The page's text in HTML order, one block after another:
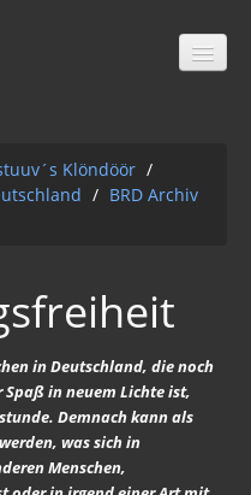
Klöndöör /
/ BRD Archiv
in Deutschland, die noch
in neuem Lichte ist,
Demnach kann als
was sich in
Menschen,